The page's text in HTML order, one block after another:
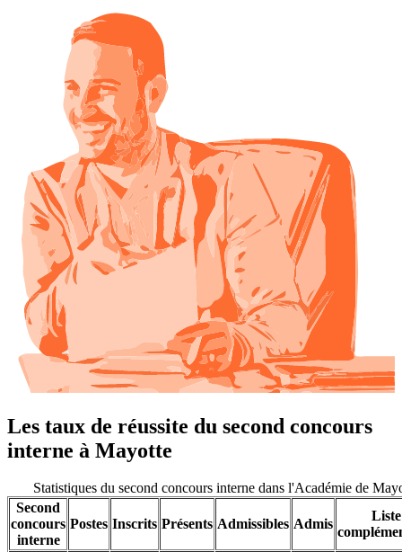
Les taux de réussite du second concours
interne à Mayotte
Statistiques du second concours interne dans l'Académie de
Second
concours
interne
Postes Inscrits Présents Admissibles Admis
Liste